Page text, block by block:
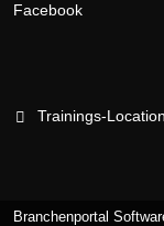
Facebook
Trainings-
Branchenportal